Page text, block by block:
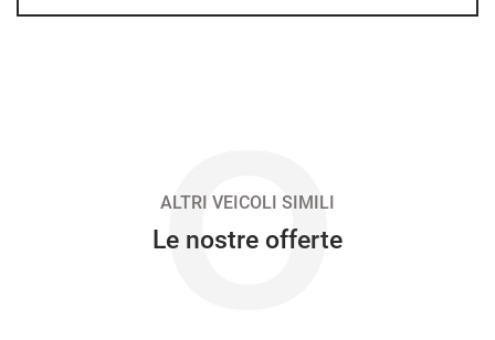
234€/mese
O
ALTRI VEICOLI SIMILI
Le nostre offerte